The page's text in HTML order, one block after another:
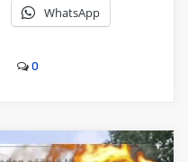
WhatsApp
0